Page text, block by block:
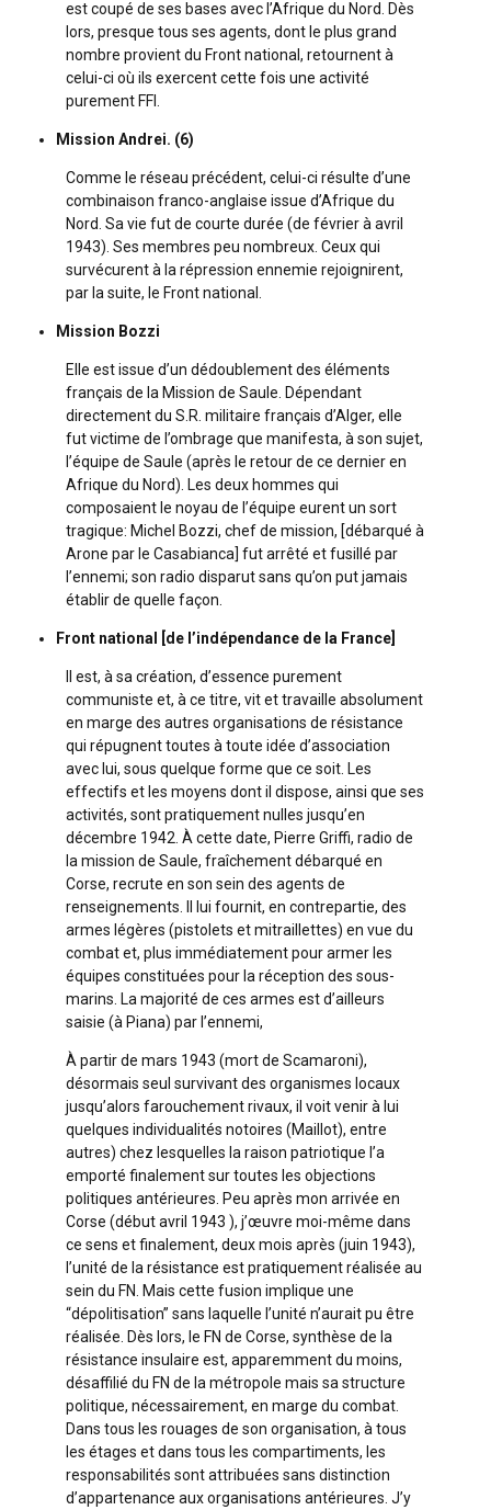
est coupé de ses bases avec l’Afrique du Nord. Dès
lors, presque tous ses agents, dont le plus grand
nombre provient du Front national, retournent à
celui-ci où ils exercent cette fois une activité
purement FFI.
Mission Andrei. (6)
Comme le réseau précédent, celui-ci résulte d’une
combinaison franco-anglaise issue d’Afrique du
Nord. Sa vie fut de courte durée (de février à avril
1943). Ses membres peu nombreux. Ceux qui
survécurent à la répression ennemie rejoignirent,
par la suite, le Front national.
Mission Bozzi
Elle est issue d’un dédoublement des éléments
français de la Mission de Saule. Dépendant
directement du S.R. militaire français d’Alger, elle
fut victime de l’ombrage que manifesta, à son sujet,
l’équipe de Saule (après le retour de ce dernier en
Afrique du Nord). Les deux hommes qui
composaient le noyau de l’équipe eurent un sort
tragique: Michel Bozzi, chef de mission, [débarqué à
Arone par le Casabianca] fut arrêté et fusillé par
l’ennemi; son radio disparut sans qu’on put jamais
établir de quelle façon.
Front national [de l’indépendance de la France]
Il est, à sa création, d’essence purement
communiste et, à ce titre, vit et travaille absolument
en marge des autres organisations de résistance
qui répugnent toutes à toute idée d’association
avec lui, sous quelque forme que ce soit. Les
effectifs et les moyens dont il dispose, ainsi que ses
activités, sont pratiquement nulles jusqu’en
décembre 1942. À cette date, Pierre Griffi, radio de
la mission de Saule, fraîchement débarqué en
Corse, recrute en son sein des agents de
renseignements. Il lui fournit, en contrepartie, des
armes légères (pistolets et mitraillettes) en vue du
combat et, plus immédiatement pour armer les
équipes constituées pour la réception des sous-
marins. La majorité de ces armes est d’ailleurs
saisie (à Piana) par l’ennemi,
À partir de mars 1943 (mort de Scamaroni),
désormais seul survivant des organismes locaux
jusqu’alors farouchement rivaux, il voit venir à lui
quelques individualités notoires (Maillot), entre
autres) chez lesquelles la raison patriotique l’a
emporté finalement sur toutes les objections
politiques antérieures. Peu après mon arrivée en
Corse (début avril 1943 ), j’œuvre moi-même dans
ce sens et finalement, deux mois après (juin 1943),
l’unité de la résistance est pratiquement réalisée au
sein du FN. Mais cette fusion implique une
“dépolitisation” sans laquelle l’unité n’aurait pu être
réalisée. Dès lors, le FN de Corse, synthèse de la
résistance insulaire est, apparemment du moins,
désaffilié du FN de la métropole mais sa structure
politique, nécessairement, en marge du combat.
Dans tous les rouages de son organisation, à tous
les étages et dans tous les compartiments, les
responsabilités sont attribuées sans distinction
d’appartenance aux organisations antérieures. J’y